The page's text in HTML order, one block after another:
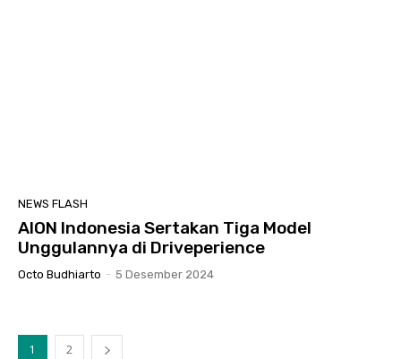
NEWS FLASH
AION Indonesia Sertakan Tiga Model
Unggulannya di Driveperience
Octo Budhiarto - 5 Desember 2024
1 2